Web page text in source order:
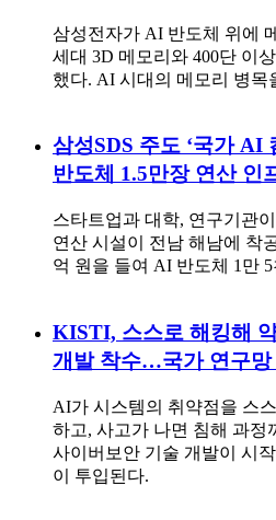
삼성전자가 AI 반도체 위에
세대 3D 메모리와 400단 이
했다. AI 시대의 메모리 병목
삼성SDS 주도 ‘국가
반도체 1.5만장 연산 인
스타트업과 대학, 연구기관
연산 시설이 전남 해남에 착
억 원을 들여 AI 반도체 1만
KISTI, 스스로 해킹해
개발 착수…국가 연구망
AI가 시스템의 취약점을 스
하고, 사고가 나면 침해 과정
사이버보안 기술 개발이 시
이 투입된다.